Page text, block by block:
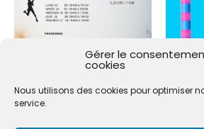
Gérer le
cookies
Nous utilisons des cookies pour optimiser
service.
DU 23 AU 27 FEVRIER Jules -